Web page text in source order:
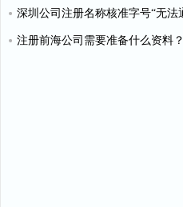
注册前海公司需要准备什么资料？